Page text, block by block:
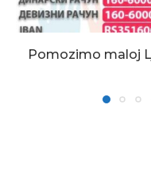
Pomozimo maloj